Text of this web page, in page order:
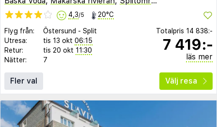
4,3/5 20°C
Flyg från: Östersund - Split
Utresa:
tis 13 okt 06:15
Retur:
tis 20 okt 11:30
Nätter:
7
Totalpris 14 838:-
7 419:-
läs mer
Fler val Välj resa